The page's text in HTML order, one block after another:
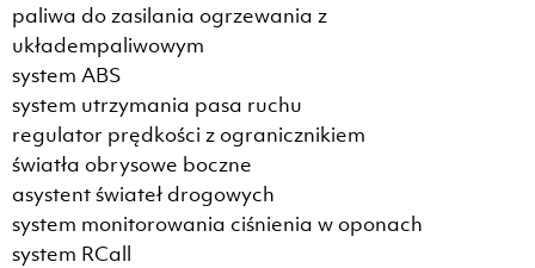
paliwa do zasilania ogrzewania z
układempaliwowym
system ABS
system utrzymania pasa ruchu
regulator prędkości z ogranicznikiem
światła obrysowe boczne
asystent świateł drogowych
system monitorowania ciśnienia w oponach
system RCall